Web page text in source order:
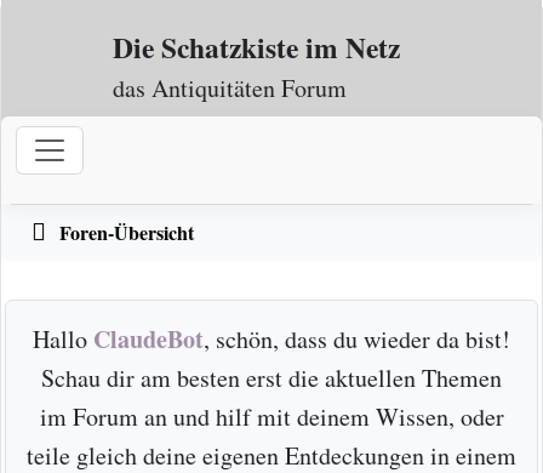
Zum Inhalt
Die Schatzkiste im Netz
das Antiquitäten Forum
Foren-Übersicht
Hallo ClaudeBot, schön, dass du wieder da bist!
Schau dir am besten erst die aktuellen Themen
im Forum an und hilf mit deinem Wissen, oder
teile gleich deine eigenen Entdeckungen in einem